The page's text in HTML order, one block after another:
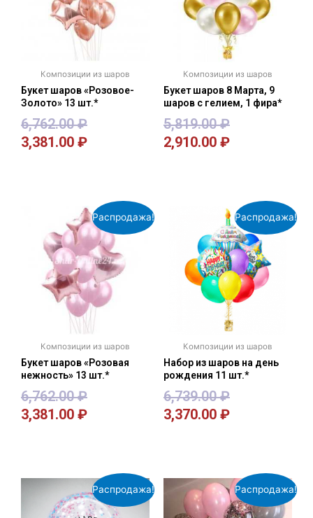
Композиции из шаров
Букет шаров «Розовое-
Золото» 13 шт.*
6,762.00₽
3,381.00 ₽
Композиции из шаров
Букет шаров 8 Марта, 9
шаров с гелием, 1 фира*
5,819.00₽
2,910.00 ₽
Распродажа!
Композиции из шаров
Букет шаров «Розовая
нежность» 13 шт.*
6,762.00₽
3,381.00 ₽
Распродажа!
Композиции из шаров
Набор из шаров на день
рождения 11 шт.*
6,739.00₽
3,370.00 ₽
Распродажа! Распродажа!